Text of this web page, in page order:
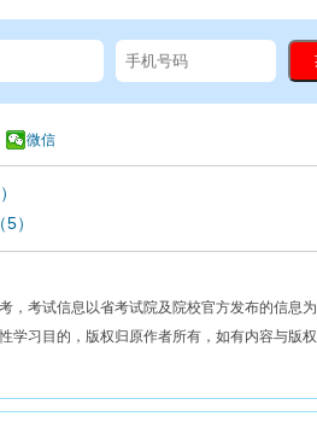
微信
）
考试信息以省考试院及院校官方发布的信息为
学习目的，版权归原作者所有，如有内容与版